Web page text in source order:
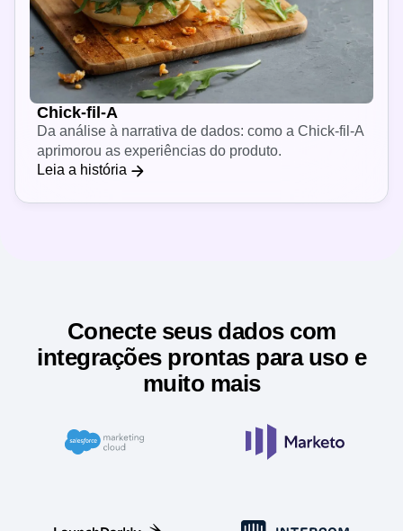
Chick-fil-A
Da análise à narrativa de dados: como a Chick-fil-A
aprimorou as experiências do produto.
Leia a história
Conecte seus dados com
integrações prontas para uso e
muito mais